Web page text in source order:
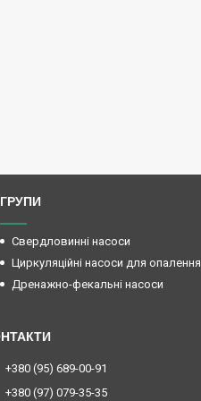
ГРУПИ
Свердловинні насоси
Циркуляційні насоси для опалення
Дренажно-фекальні насоси
+380 (95) 689-00-91
+380 (97) 079-35-35